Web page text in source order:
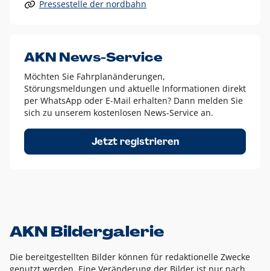
Alle anderen Logo-Varianten dürfen nur in Ausnahmefällen
Diese Ausnahmen sind zum Beispiel:
dem AKN Blau,
weißes Logo auf Fotohintergründen,
schwarzes Logo für reine Schwarz-Weiß-Umsetzungen
Um das Logo herum muss ein Schutzraum von jeweils einer
Höhe bzw. Breite des N aus AKN in alle Richtungen
Pressestelle der nordbahn
AKN News-Service
Möchten Sie Fahrplanänderungen,
Störungsmeldungen und aktuelle Informationen direkt
per WhatsApp oder E-Mail erhalten? Dann melden Sie
sich zu unserem kostenlosen News-Service an.
Jetzt registrieren
AKN Bildergalerie
Die bereitgestellten Bilder können für redaktionelle Zwecke